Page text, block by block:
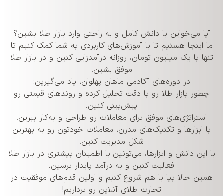
آیا می‌خواین با دانش کامل و به‌ راحتی وارد بازار طلا بشین؟
ما اینجا هستیم تا با آموزش‌های کاربردی به شما کمک کنیم تا
تنها با یک میلیون تومان، روزانه درآمدزایی کنین و در بازار طلا
موفق بشین.
در دوره‌های آکادمی ماهان پهلوان، یاد می‌گیرین:
چطور بازار طلا رو با دقت تحلیل کرده و روندهای قیمتی رو
پیش‌بینی کنین.
استراتژی‌های موفق برای معاملات رو طراحی و به‌کار ببرین.
با ابزارها و تکنیک‌های مدرن، معاملات خودتون رو به بهترین
شکل مدیریت کنین.
با این دانش و ابزارها، می‌تونین با اطمینان بیشتری در بازار طلا
فعالیت کنین و به درآمد پایدار برسین.
همین حالا بیا با هم شروع کنیم و اولین قدم‌های موفقیت در
تجارت طلای آنلاین رو برداریم!